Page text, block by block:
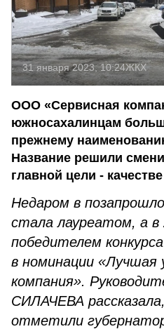
31 января 2023, 10:24ЖКХ
ООО «Сервисная
южносахалинцам
прежнему
Название решили
главной цели -
Недаром в
стала лауреатом, а в
победителем
в номинации «Лучшая
компания».
СИЛАЧЕВА
отметили